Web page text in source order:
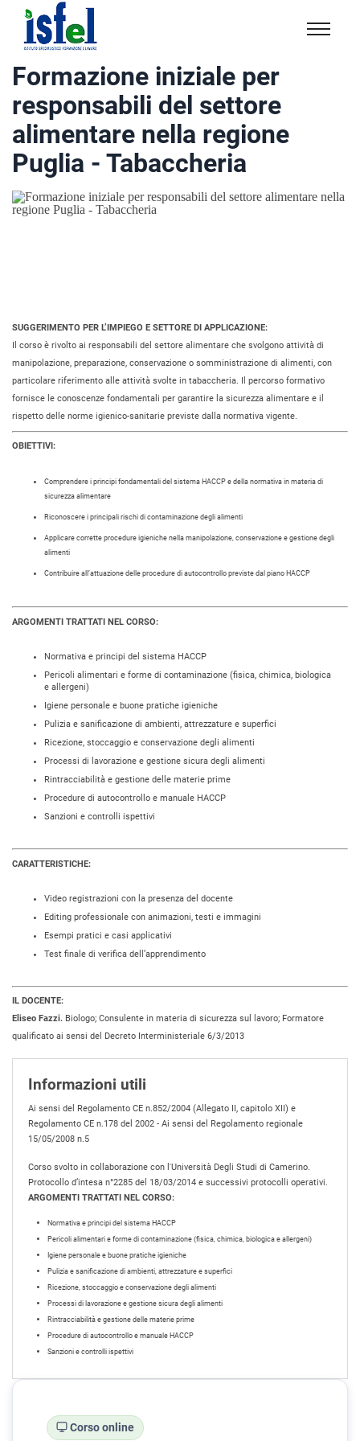
Isfel
Istituto
specialistico
formazione
e
lavoro
Formazione iniziale per
responsabili del settore
alimentare nella regione
Puglia - Tabaccheria
SUGGERIMENTO PER L’IMPIEGO E SETTORE DI APPLICAZIONE:
Il corso è rivolto ai responsabili del settore alimentare che svolgono attività di
manipolazione, preparazione, conservazione o somministrazione di alimenti, con
particolare riferimento alle attività svolte in tabaccheria. Il percorso formativo
fornisce le conoscenze fondamentali per garantire la sicurezza alimentare e il
rispetto delle norme igienico-sanitarie previste dalla normativa vigente.
OBIETTIVI:
Comprendere i principi fondamentali del sistema HACCP e della normativa in materia di
sicurezza alimentare
Riconoscere i principali rischi di contaminazione degli alimenti
Applicare corrette procedure igieniche nella manipolazione, conservazione e gestione degli
alimenti
Contribuire all’attuazione delle procedure di autocontrollo previste dal piano HACCP
ARGOMENTI TRATTATI NEL CORSO:
Normativa e principi del sistema HACCP
Pericoli alimentari e forme di contaminazione (fisica, chimica, biologica
e allergeni)
Igiene personale e buone pratiche igieniche
Pulizia e sanificazione di ambienti, attrezzature e superfici
Ricezione, stoccaggio e conservazione degli alimenti
Processi di lavorazione e gestione sicura degli alimenti
Rintracciabilità e gestione delle materie prime
Procedure di autocontrollo e manuale HACCP
Sanzioni e controlli ispettivi
CARATTERISTICHE:
Video registrazioni con la presenza del docente
Editing professionale con animazioni, testi e immagini
Esempi pratici e casi applicativi
Test finale di verifica dell’apprendimento
IL DOCENTE:
Eliseo Fazzi. Biologo; Consulente in materia di sicurezza sul lavoro; Formatore
qualificato ai sensi del Decreto Interministeriale 6/3/2013
Informazioni utili
Ai sensi del Regolamento CE n.852/2004 (Allegato II, capitolo XII) e
Regolamento CE n.178 del 2002 - Ai sensi del Regolamento regionale
15/05/2008 n.5
Corso svolto in collaborazione con l'Università Degli Studi di Camerino.
Protocollo d’intesa n°2285 del 18/03/2014 e successivi protocolli operativi.
ARGOMENTI TRATTATI NEL CORSO:
Normativa e principi del sistema HACCP
Pericoli alimentari e forme di contaminazione (fisica, chimica, biologica e allergeni)
Igiene personale e buone pratiche igieniche
Pulizia e sanificazione di ambienti, attrezzature e superfici
Ricezione, stoccaggio e conservazione degli alimenti
Processi di lavorazione e gestione sicura degli alimenti
Rintracciabilità e gestione delle materie prime
Procedure di autocontrollo e manuale HACCP
Sanzioni e controlli ispettivi
Corso online